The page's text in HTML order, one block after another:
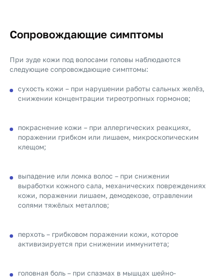
Сопровождающие симптомы
При зуде кожи под волосами головы наблюдаются
следующие сопровождающие симптомы:
сухость кожи – при нарушении работы сальных желёз,
снижении концентрации тиреотропных гормонов;
покраснение кожи – при аллергических реакциях,
поражении грибком или лишаем, микроскопическим
клещом;
выпадение или ломка волос – при снижении
выработки кожного сала, механических повреждениях
кожи, поражении лишаем, демодекозе, отравлении
солями тяжёлых металлов;
перхоть – грибковом поражении кожи, которое
активизируется при снижении иммунитета;
головная боль – при спазмах в мышцах шейно-